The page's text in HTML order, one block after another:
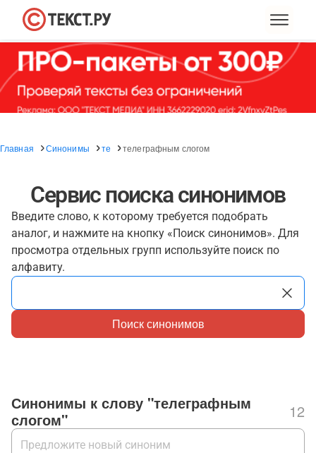
Главная Синонимы те телеграфным слогом
Сервис поиска синонимов
Введите слово, к которому требуется подобрать
аналог, и нажмите на кнопку «Поиск синонимов». Для
просмотра отдельных групп используйте поиск по
алфавиту.
Поиск синонимов
Синонимы к слову "телеграфным
слогом"
12